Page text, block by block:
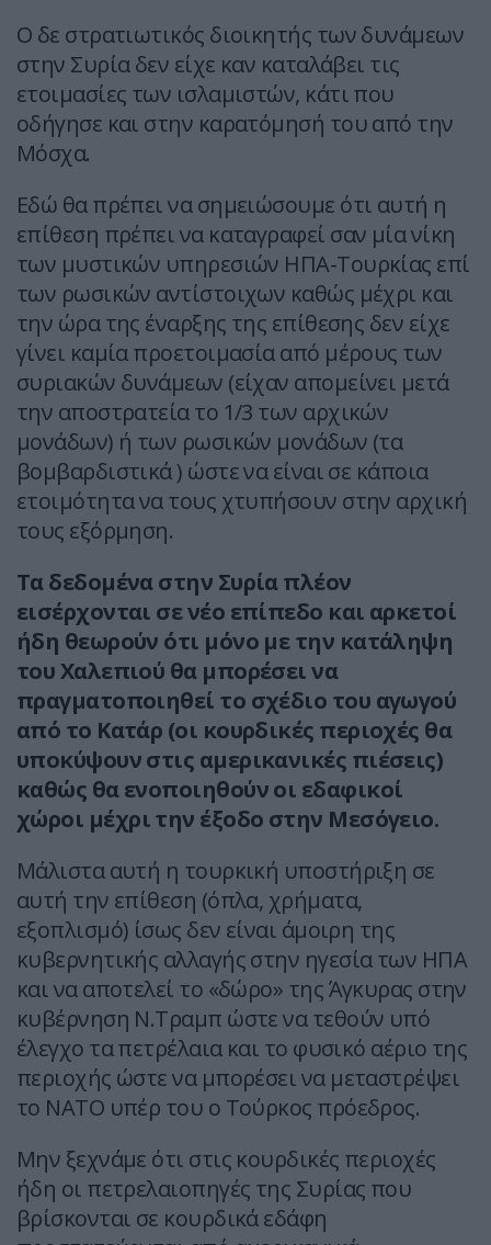
Ο δε στρατιωτικός διοικητής των δυνάμεων
στην Συρία δεν είχε καν καταλάβει τις
ετοιμασίες των ισλαμιστών, κάτι που
οδήγησε και στην καρατόμησή του από την
Μόσχα.
Εδώ θα πρέπει να σημειώσουμε ότι αυτή η
επίθεση πρέπει να καταγραφεί σαν μία νίκη
των μυστικών υπηρεσιών ΗΠΑ-Τουρκίας επί
των ρωσικών αντίστοιχων καθώς μέχρι και
την ώρα της έναρξης της επίθεσης δεν είχε
γίνει καμία προετοιμασία από μέρους των
συριακών δυνάμεων (είχαν απομείνει μετά
την αποστρατεία το 1/3 των αρχικών
μονάδων) ή των ρωσικών μονάδων (τα
βομβαρδιστικά ) ώστε να είναι σε κάποια
ετοιμότητα να τους χτυπήσουν στην αρχική
τους εξόρμηση.
Τα δεδομένα στην Συρία πλέον
εισέρχονται σε νέο επίπεδο και αρκετοί
ήδη θεωρούν ότι μόνο με την κατάληψη
του Χαλεπιού θα μπορέσει να
πραγματοποιηθεί το σχέδιο του αγωγού
από το Κατάρ (οι κουρδικές περιοχές θα
υποκύψουν στις αμερικανικές πιέσεις)
καθώς θα ενοποιηθούν οι εδαφικοί
χώροι μέχρι την έξοδο στην Μεσόγειο.
Μάλιστα αυτή η τουρκική υποστήριξη σε
αυτή την επίθεση (όπλα, χρήματα,
εξοπλισμό) ίσως δεν είναι άμοιρη της
κυβερνητικής αλλαγής στην ηγεσία των ΗΠΑ
και να αποτελεί το «δώρο» της Άγκυρας στην
κυβέρνηση Ν.Τραμπ ώστε να τεθούν υπό
έλεγχο τα πετρέλαια και το φυσικό αέριο της
περιοχής ώστε να μπορέσει να μεταστρέψει
το ΝΑΤΟ υπέρ του ο Τούρκος πρόεδρος.
Μην ξεχνάμε ότι στις κουρδικές περιοχές
ήδη οι πετρελαιοπηγές της Συρίας που
βρίσκονται σε κουρδικά εδάφη